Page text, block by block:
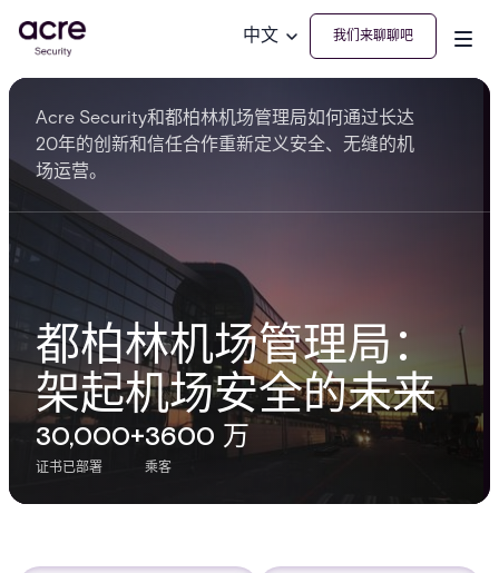
中文 我们来聊聊吧
都柏林机场管理局：
架起机场安全的未来
30,000+
证书已部署
3600 万
乘客
Acre Security和都柏林机场管理局如何通过长达
20年的创新和信任合作重新定义安全、无缝的机
场运营。